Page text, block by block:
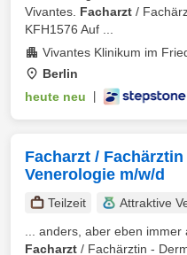
Vivantes. Facharzt /
KFH1576 Auf ...
Vivantes Klinikum im
Berlin
heute neu
Facharzt /
Venerologie m/w/d
Teilzeit Attraktive
... anders, aber eben
Facharzt / Fachärztin -